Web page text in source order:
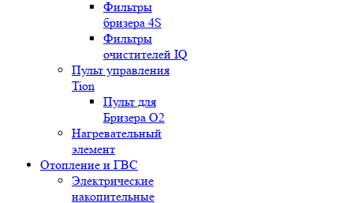
Фильтры
бризера 4S
Фильтры
очистителей IQ
Пульт управления
Tion
Пульт для
Бризера O2
Нагревательный
элемент
Отопление и ГВС
Электрические
накопительные